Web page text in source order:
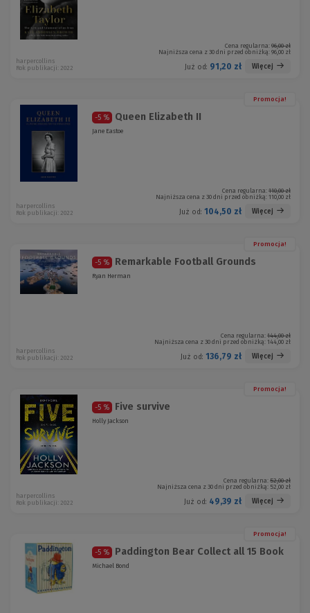
Cena regularna: 96,00 zł
Najniższa cena z 30 dni przed obniżką: 96,00 zł
Już od: 91,20 zł Więcej
harpercollins
Rok publikacji: 2022
Promocja!
-5 % Queen Elizabeth II
Jane Eastoe
Cena regularna: 110,00 zł
Najniższa cena z 30 dni przed obniżką: 110,00 zł
Już od: 104,50 zł Więcej
harpercollins
Rok publikacji: 2022
Promocja!
-5 % Remarkable Football Grounds
Ryan Herman
Cena regularna: 144,00 zł
Najniższa cena z 30 dni przed obniżką: 144,00 zł
Już od: 136,79 zł Więcej
harpercollins
Rok publikacji: 2022
Promocja!
-5 % Five survive
Holly Jackson
Cena regularna: 52,00 zł
Najniższa cena z 30 dni przed obniżką: 52,00 zł
Już od: 49,39 zł Więcej
harpercollins
Rok publikacji: 2022
Promocja!
-5 % Paddington Bear Collect all 15 Book
Michael Bond